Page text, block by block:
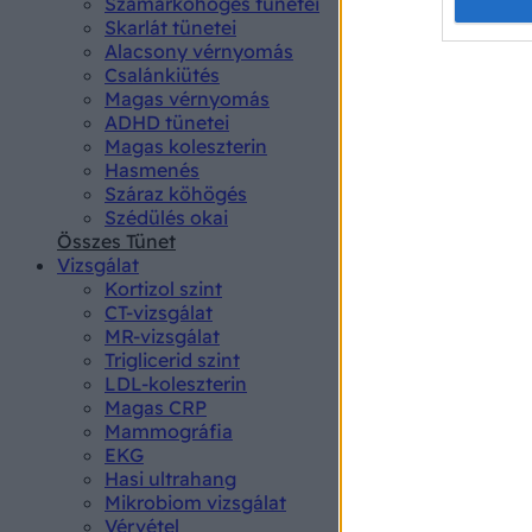
Skarlát tünetei
Alacsony vérnyomás
Csalánkiütés
Magas vérnyomás
ADHD tünetei
Magas koleszterin
Hasmenés
Száraz köhögés
Szédülés okai
Összes Tünet
Vizsgálat
Kortizol szint
CT-vizsgálat
MR-vizsgálat
Triglicerid szint
LDL-koleszterin
Magas CRP
Mammográfia
EKG
Hasi ultrahang
Mikrobiom vizsgálat
Vérvétel